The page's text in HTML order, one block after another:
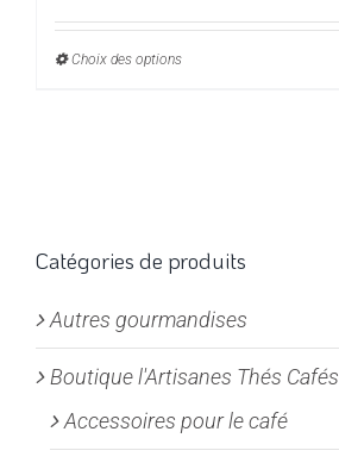
prix :
Choix des optionsCe
options
être
choisies
sur
la
page
Catégories de produits
Autres gourmandises
Boutique l'Artisanes Thés Cafés
Accessoires pour le café